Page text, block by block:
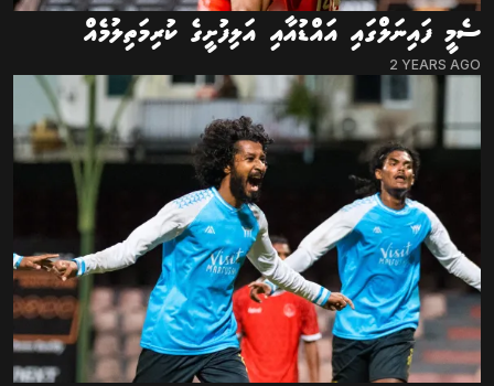
ސެމީ ފައިނަލްގައި އައްޑުއާއި އަލިފުށީގެ ކުރިމަތިލުމެއް
2 YEARS AGO